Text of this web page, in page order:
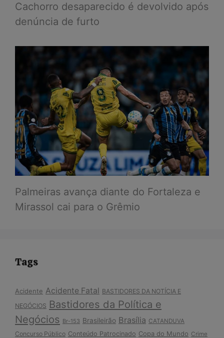
Cachorro desaparecido é devolvido após
denúncia de furto
Palmeiras avança diante do Fortaleza e
Mirassol cai para o Grêmio
Tags
Acidente Acidente Fatal BASTIDORES DA NOTÍCIA E
NEGÓCIOS Bastidores da Política e
Negócios Br-153 Brasileirão Brasília CATANDUVA
Concurso Público Conteúdo Patrocinado Copa do Mundo Crime